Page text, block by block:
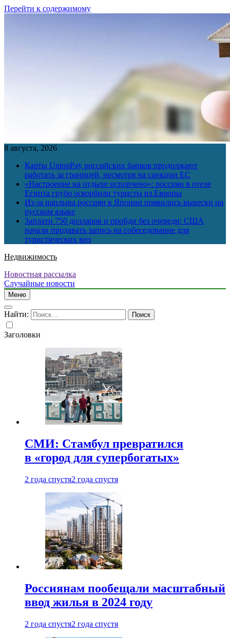
Перейти к содержимому
8 августа, 2026
Карты UnionPay российских банков продолжают
работать за границей, несмотря на санкции ЕС
«Настроение на отдыхе испорчено»: россиян в отеле
Египта грубо оскорбили туристы из Европы
Из-за наплыва россиян в Японии появились вывески на
русском языке
Заплати 750 долларов и пройди без очереди: США
начали продавать запись на собеседование для
туристических виз
Недвижимость
Новостная рассылка
Случайные новости
Меню
Найти:
Заголовки
СМИ: Стамбул превратился
в «город для супербогатых»
2 года спустя2 года спустя
Россиянам пообещали масштабный
ввод жилья в 2024 году
2 года спустя2 года спустя